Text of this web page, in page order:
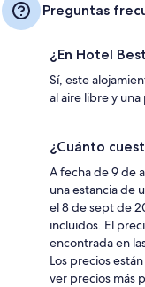
Preguntas
¿En Hotel
Sí, este
al aire libre y
¿Cuánto
A fecha de 9 de
una estancia de
el 8 de sept de
incluidos. El
encontrada en
Los precios
ver precios más